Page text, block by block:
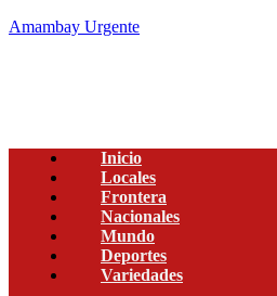
Amambay Urgente
Inicio
Locales
Frontera
Nacionales
Mundo
Deportes
Variedades